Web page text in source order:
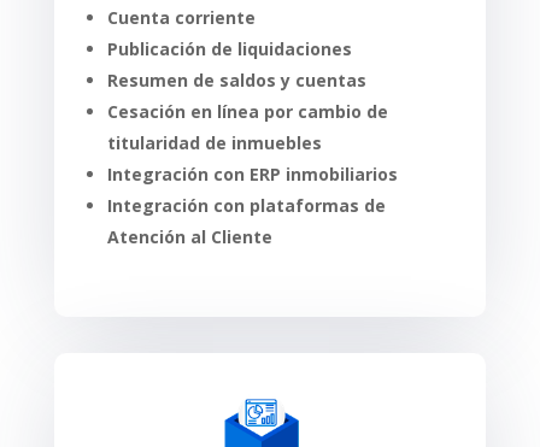
Cuenta corriente
Publicación de liquidaciones
Resumen de saldos y cuentas
Cesación en línea por cambio de
titularidad de inmuebles
Integración con ERP inmobiliarios
Integración con plataformas de
Atención al Cliente